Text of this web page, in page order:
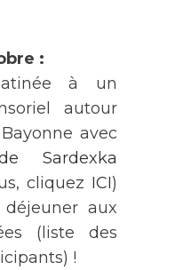
:
à un
autour
avec
Sardexka
cliquez ICI)
aux
(liste des
!